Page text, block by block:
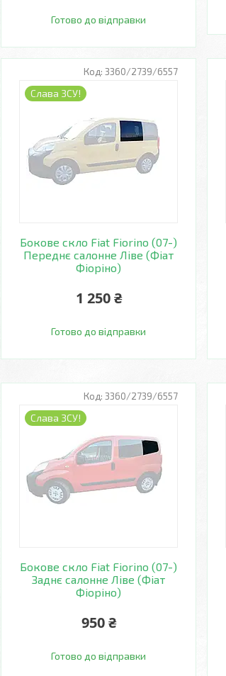
Готово до відправки
3360/2739/6557
Слава ЗСУ!
Бокове скло Fiat Fiorino (07-)
Переднє салонне Ліве (Фіат
Фіоріно)
1 250 ₴
Готово до відправки
3360/2739/6557
Слава ЗСУ!
Бокове скло Fiat Fiorino (07-)
Заднє салонне Ліве (Фіат
Фіоріно)
950 ₴
Готово до відправки